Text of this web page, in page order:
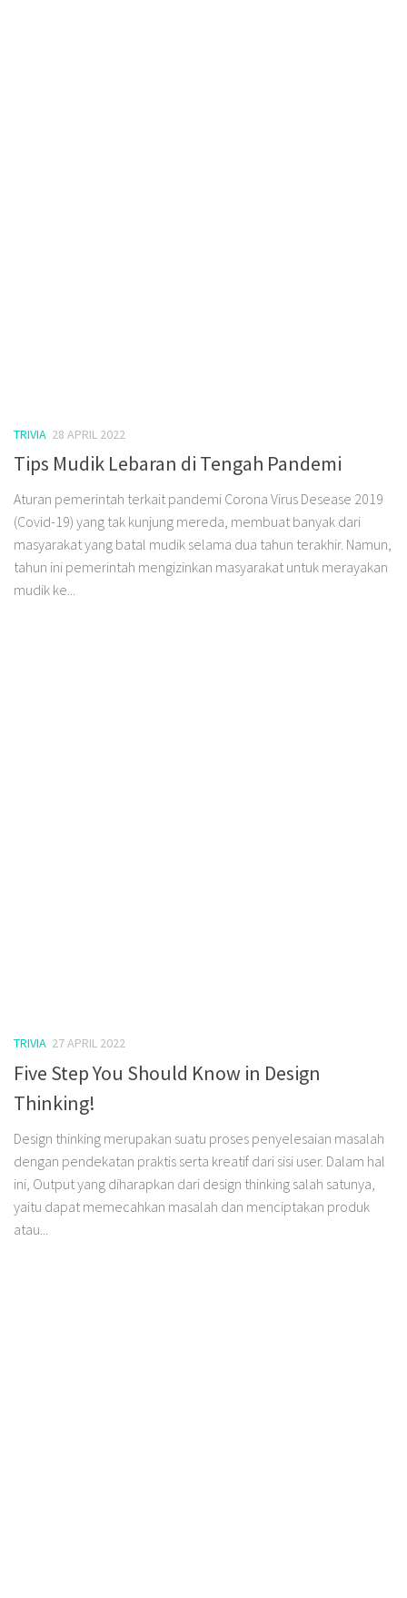
TRIVIA 28 APRIL 2022
Tips Mudik Lebaran di Tengah Pandemi
Aturan pemerintah terkait pandemi Corona Virus Desease 2019
(Covid-19) yang tak kunjung mereda, membuat banyak dari
masyarakat yang batal mudik selama dua tahun terakhir. Namun,
tahun ini pemerintah mengizinkan masyarakat untuk merayakan
mudik ke...
TRIVIA 27 APRIL 2022
Five Step You Should Know in Design
Thinking!
Design thinking merupakan suatu proses penyelesaian masalah
dengan pendekatan praktis serta kreatif dari sisi user. Dalam hal
ini, Output yang diharapkan dari design thinking salah satunya,
yaitu dapat memecahkan masalah dan menciptakan produk
atau...